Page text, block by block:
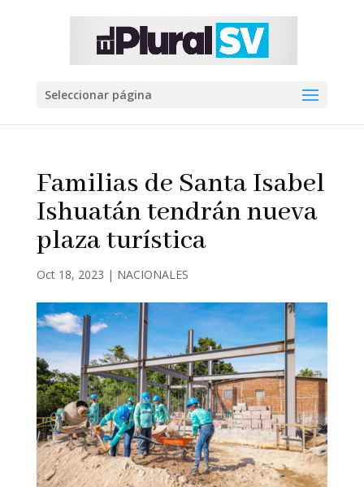
Seleccionar página
Familias de Santa Isabel
Ishuatán tendrán nueva
plaza turística
Oct 18, 2023 | NACIONALES